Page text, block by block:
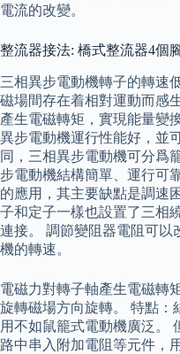
電流的改變。
整流器接法: 橋式整流器4個
三相異步電動機轉子的轉速
磁場間存在着相對運動而感
產生電磁轉矩，實現能量變
異步電動機運行性能好，並
同，三相異步電動機可分爲
步電動機結構簡單、運行可
的應用，其主要缺點是調速
子和定子一樣也設置了三相
連接。 調節變阻器電阻可以
機的轉速。
電磁力對轉子軸產生電磁轉
旋轉磁場方向旋轉。 特點：
用不如鼠籠式電動機廣泛。
路中串入附加電阻等元件，